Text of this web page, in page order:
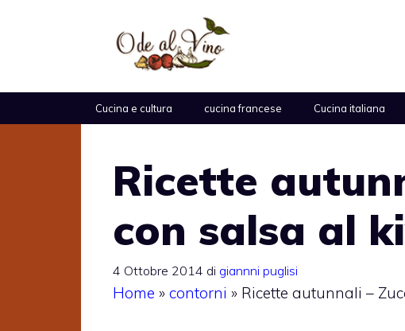
Cucina e cultura cucina francese Cucina italiana
Ricette
con salsa al
4 Ottobre 2014 di giannni puglisi
Home » contorni » Ricette autunnali –